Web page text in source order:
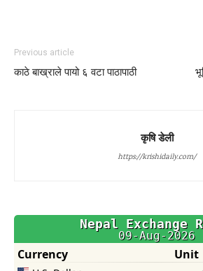
Previous article
काठे बाख्राले पायो ६ वटा पाठापाठी
कृषि डेली
https://krishidaily.com/